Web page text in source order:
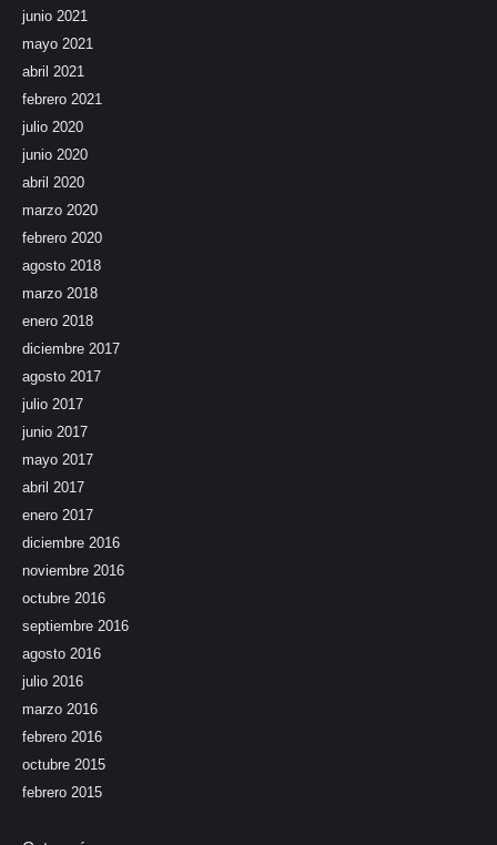
junio 2021
mayo 2021
abril 2021
febrero 2021
julio 2020
junio 2020
abril 2020
marzo 2020
febrero 2020
agosto 2018
marzo 2018
enero 2018
diciembre 2017
agosto 2017
julio 2017
junio 2017
mayo 2017
abril 2017
enero 2017
diciembre 2016
noviembre 2016
octubre 2016
septiembre 2016
agosto 2016
julio 2016
marzo 2016
febrero 2016
octubre 2015
febrero 2015